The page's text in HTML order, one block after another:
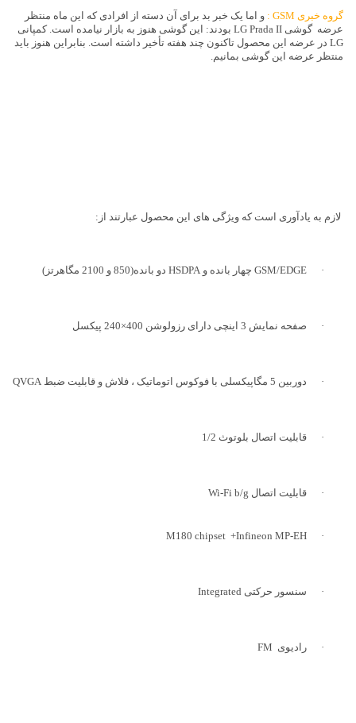
گروه خبری GSM
: و اما یک خبر بد برای آن دسته از افرادی که این ماه منتظر
عرضه گوشی LG Prada II بودند: این گوشی هنوز به بازار نیامده است. کمپانی
LG در عرضه این محصول تاکنون چند هفته تأخیر داشته است. بنابراین هنوز باید
منتظر عرضه این گوشی بمانیم.
لازم به یادآوری است که ویژگی های این محصول عبارتند از:
·
GSM/EDGE چهار بانده و HSDPA دو بانده(850 و 2100 مگاهرتز)
· صفحه نمایش 3 اینچی دارای رزولوشن 400×240 پیکسل
· دوربین 5 مگاپیکسلی با فوکوس اتوماتیک ، فلاش و قابلیت ضبط QVGA
· قابلیت اتصال بلوتوث 1/2
· قابلیت اتصال Wi-Fi b/g
·
Infineon MP-EH
+
M180 chipset
· سنسور حرکتی Integrated
· رادیوی FM